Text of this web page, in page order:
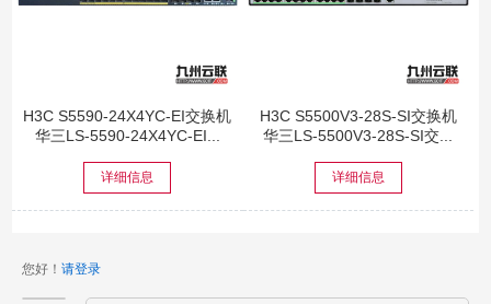
H3C S5590-24X4YC-EI交换机
华三LS-5590-24X4YC-EI...
详细信息
H3C S5500V3-28S-SI交换机
华三LS-5500V3-28S-SI交...
详细信息
您好！ 请登录